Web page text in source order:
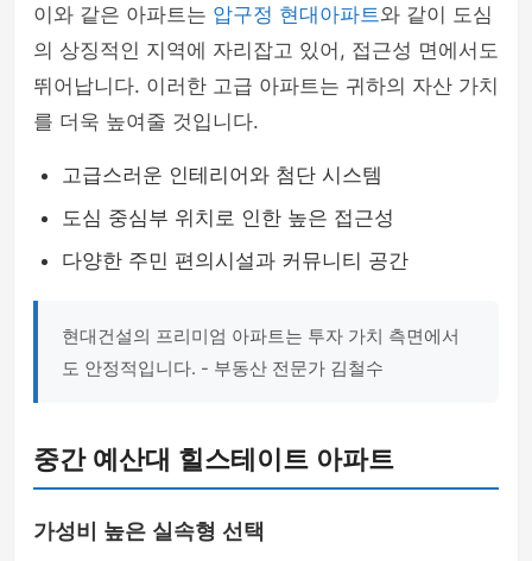
이와 같은 아파트는 압구정 현대아파트와 같이 도심
의 상징적인 지역에 자리잡고 있어, 접근성 면에서도
뛰어납니다. 이러한 고급 아파트는 귀하의 자산 가치
를 더욱 높여줄 것입니다.
고급스러운 인테리어와 첨단 시스템
도심 중심부 위치로 인한 높은 접근성
다양한 주민 편의시설과 커뮤니티 공간
현대건설의 프리미엄 아파트는 투자 가치 측면에서
도 안정적입니다. - 부동산 전문가 김철수
중간 예산대 힐스테이트 아파트
가성비 높은 실속형 선택